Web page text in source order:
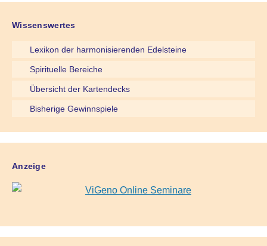
Wissenswertes
Lexikon der harmonisierenden Edelsteine
Spirituelle Bereiche
Übersicht der Kartendecks
Bisherige Gewinnspiele
Anzeige